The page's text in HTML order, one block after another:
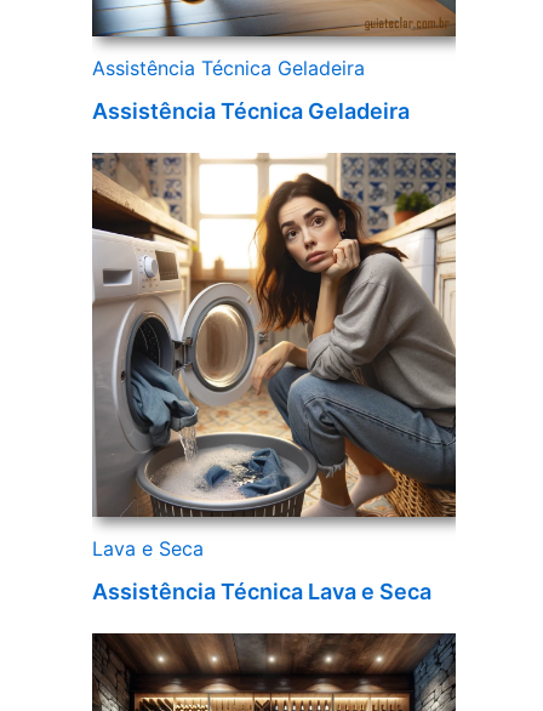
Assistência Técnica Geladeira
Assistência Técnica Geladeira
Lava e Seca
Assistência Técnica Lava e Seca